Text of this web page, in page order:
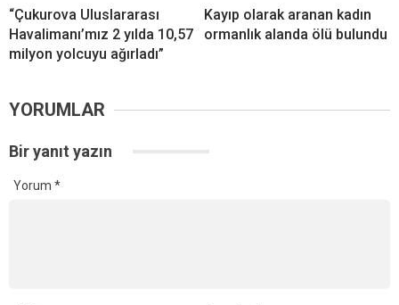
“Çukurova Uluslararası
Havalimanı’mız 2 yılda 10,57
milyon yolcuyu ağırladı”
Kayıp olarak aranan kadın
ormanlık alanda ölü bulundu
YORUMLAR
Bir yanıt yazın
Yorum *